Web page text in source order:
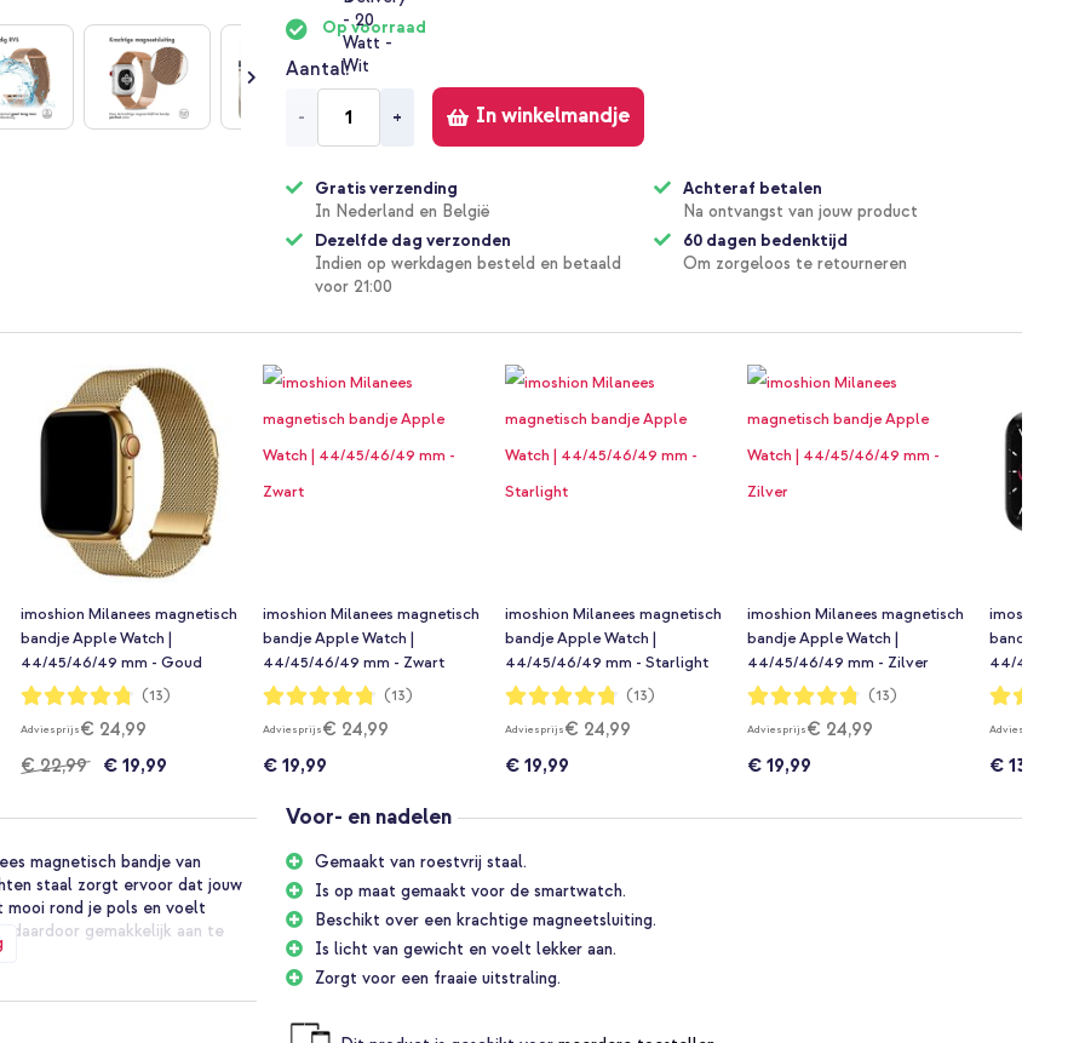
Op voorraad
Aantal
- + In winkelmandje
Gratis verzending
In Nederland en België
Dezelfde dag verzonden
Indien op werkdagen besteld en betaald
voor 21:00
Achteraf betalen
Na ontvangst van jouw product
60 dagen bedenktijd
Om zorgeloos te retourneren
imoshion Milanees magnetisch
bandje Apple Watch |
44/45/46/49 mm - Goud
Waardering:
95%
(13)
Adviesprijs€ 24,99
€ 22,99
€ 19,99
imoshion Milanees magnetisch
bandje Apple Watch |
44/45/46/49 mm - Zwart
Waardering:
95%
(13)
Adviesprijs€ 24,99
€ 19,99
imoshion Milanees magnetisch
bandje Apple Watch |
44/45/46/49 mm - Starlight
Waardering:
95%
(13)
Adviesprijs€ 24,99
€ 19,99
imoshion Milanees magnetisch
bandje Apple Watch |
44/45/46/49 mm - Zilver
Waardering:
95%
(13)
Adviesprijs€ 24,99
€ 19,99
imoshion
bandje
44/45/46/49
Zwart
Waardering:
91%
Adviesprijs
€ 13,99
magnetisch bandje van
staal zorgt ervoor dat jouw
rond je pols en voelt
daardoor gemakkelijk aan te
Voor- en nadelen
Gemaakt van roestvrij staal.
Is op maat gemaakt voor de smartwatch.
Beschikt over een krachtige magneetsluiting.
Is licht van gewicht en voelt lekker aan.
Zorgt voor een fraaie uitstraling.